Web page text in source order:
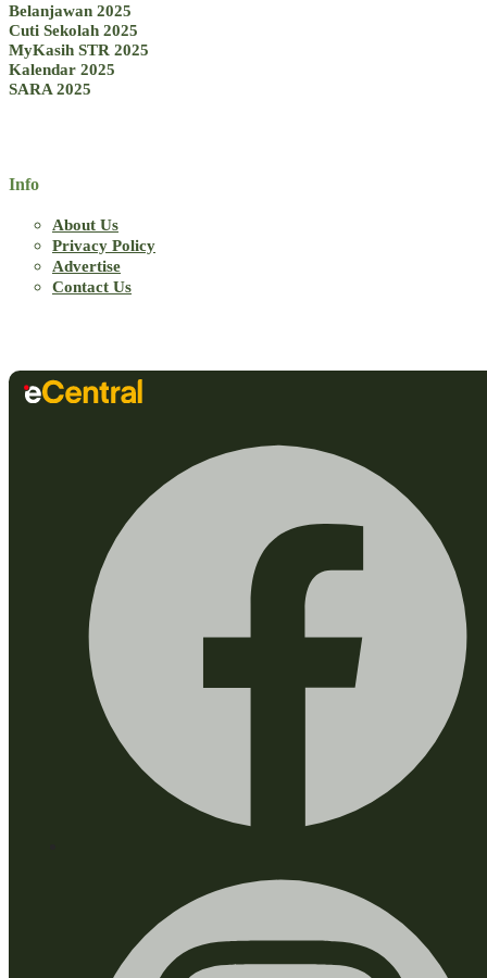
Belanjawan 2025
Cuti Sekolah 2025
MyKasih STR 2025
Kalendar 2025
SARA 2025
Info
About Us
Privacy Policy
Advertise
Contact Us